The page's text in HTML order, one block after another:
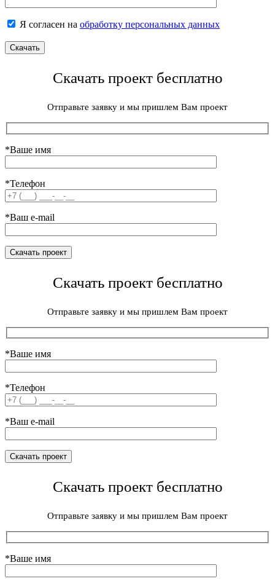
Я согласен на обработку персональных данных
Скачать проект бесплатно
Отправьте заявку и мы пришлем Вам проект
*Ваше имя
*Телефон
*Ваш e-mail
Скачать проект бесплатно
Отправьте заявку и мы пришлем Вам проект
*Ваше имя
*Телефон
*Ваш e-mail
Скачать проект бесплатно
Отправьте заявку и мы пришлем Вам проект
*Ваше имя